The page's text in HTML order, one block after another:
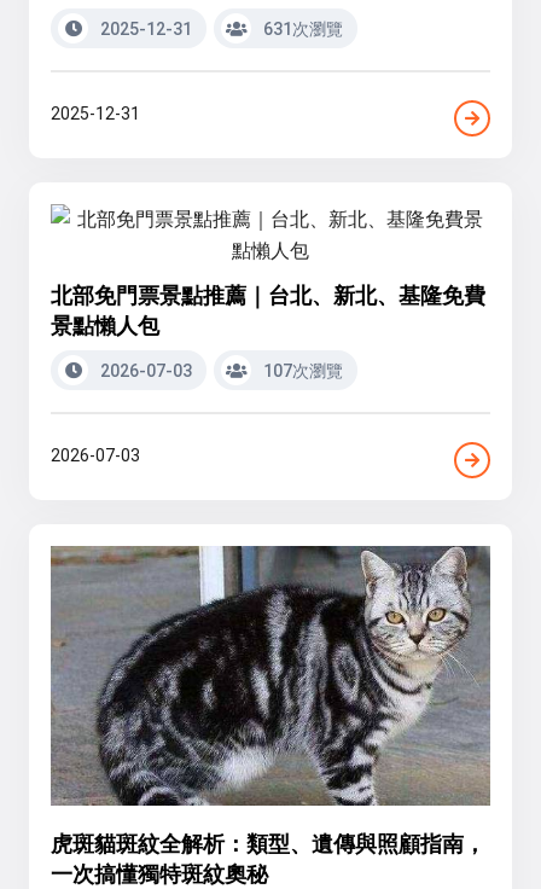
2025-12-31 631次瀏覽
2025-12-31
北部免門票景點推薦｜台北、新北、基隆免費
景點懶人包
2026-07-03 107次瀏覽
2026-07-03
虎斑貓斑紋全解析：類型、遺傳與照顧指南，
一次搞懂獨特斑紋奧秘